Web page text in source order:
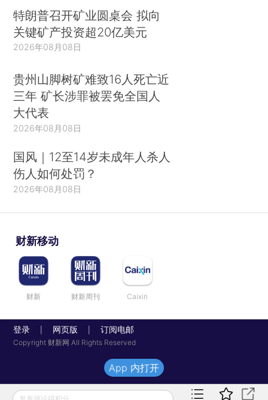
特朗普召开矿业圆桌会 拟向
关键矿产投资超20亿美元
2026年08月08日
贵州山脚树矿难致16人死亡近
三年 矿长涉罪被罢免全国人
大代表
2026年08月08日
国风｜12至14岁未成年人杀人
伤人如何处罚？
2026年08月08日
财新移动
财新 财新周刊 Caixin
登录 网页版 订阅电邮
Copyright 财新网 All Rights Reserved
发表评论得积分
App 内打开